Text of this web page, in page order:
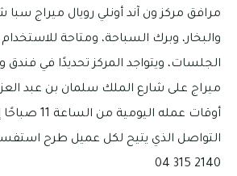
مرافق مركز ون آند أونلي رويال ميراج
والبخار، وبرك السباحة، ومتاحة
الجلسات، ويتواجد المركز تحديدًا في فندق
ميراج على شارع الملك سلمان بن عبد
التواصل الذي يتيح لكل عميل طرح
2140 315 04